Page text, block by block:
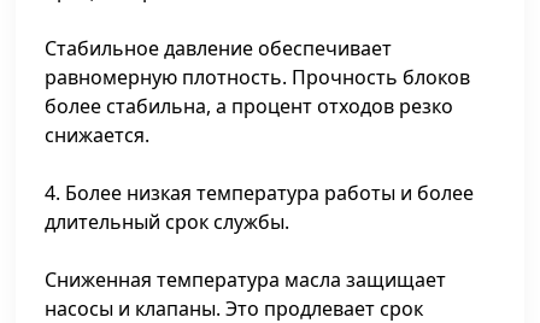
Стабильное давление обеспечивает
равномерную плотность. Прочность блоков
более стабильна, а процент отходов резко
снижается.
4. Более низкая температура работы и более
длительный срок службы.
Сниженная температура масла защищает
насосы и клапаны. Это продлевает срок